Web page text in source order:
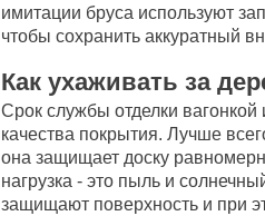
имитации бруса используют
чтобы сохранить аккуратный
Как ухаживать за
Срок службы отделки
качества покрытия. Лучше
она защищает доску
нагрузка - это пыль и
защищают поверхность и при